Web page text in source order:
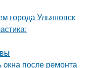
города Ульяновск
окна после ремонта